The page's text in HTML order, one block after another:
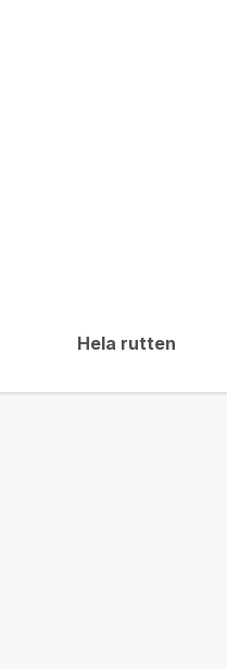
Hela rutten